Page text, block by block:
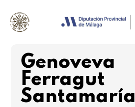
Genoveva
Ferragut
Santamaría